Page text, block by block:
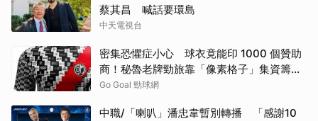
蔡其昌 喊話要環島
中天電視台
密集恐懼症小心 球衣竟能印 1000 個贊助
商！秘魯老牌勁旅靠「像素格子」集資籌得
7.5 萬美元
Go Goal 勁球網
中職/「喇叭」潘忠韋暫別轉播 「感謝10